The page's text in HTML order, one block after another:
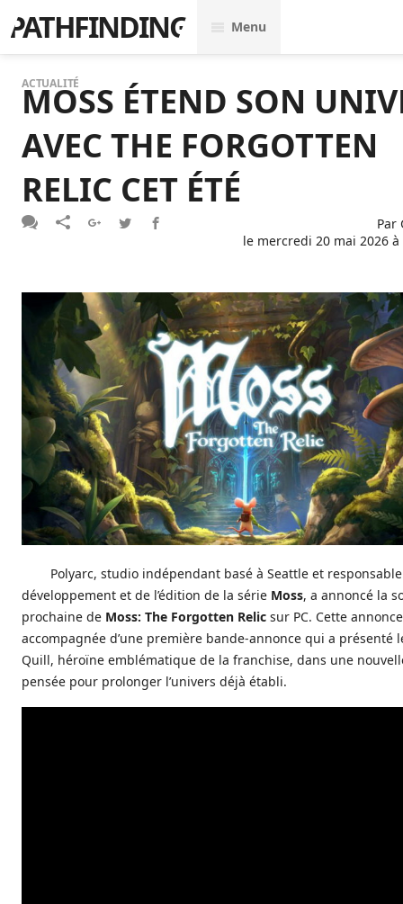
PATHFINDING Menu
ACTUALITÉ
MOSS ÉTEND SON
AVEC THE FORGOTTEN
RELIC CET ÉTÉ
Par
le mercredi 20 mai 2026 à
Polyarc, studio indépendant basé à Seattle et
développement et de l’édition de la série Moss, a annoncé la
prochaine de Moss: The Forgotten Relic sur PC. Cette
accompagnée d’une première bande‑annonce qui a présenté
Quill, héroïne emblématique de la franchise, dans une
pensée pour prolonger l’univers déjà établi.